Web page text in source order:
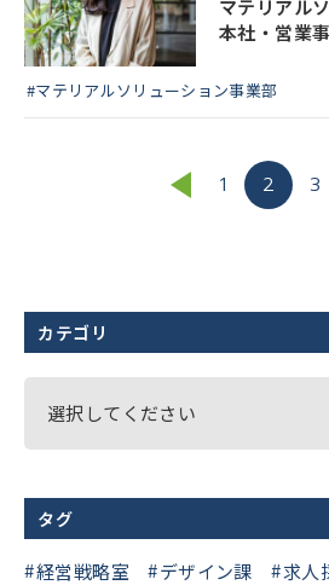
マテリアル
本社・営業
#マテリアルソリューション事業部
1 2 3
カテゴリ
選択してください
タグ
経営戦略室 デザイン課 求人